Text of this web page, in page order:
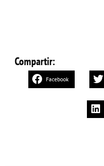
Compartir:
Facebook